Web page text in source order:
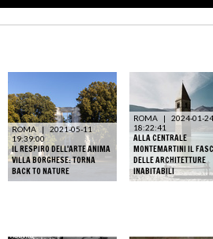
ROMA |
2021-05-11
19:39:00
IL RESPIRO DELL'ARTE ANIMA
VILLA BORGHESE: TORNA
BACK TO NATURE
ROMA |
2024-01-24
18:22:41
ALLA CENTRALE
MONTEMARTINI IL
DELLE ARCHITETTURE
INABITABILI